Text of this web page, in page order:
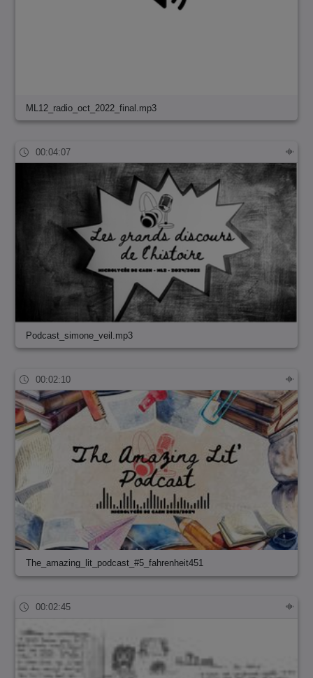
ML12_radio_oct_2022_final.mp3
00:04:07
Podcast_simone_veil.mp3
00:02:10
The_amazing_lit_podcast_#5_fahrenheit451
00:02:45